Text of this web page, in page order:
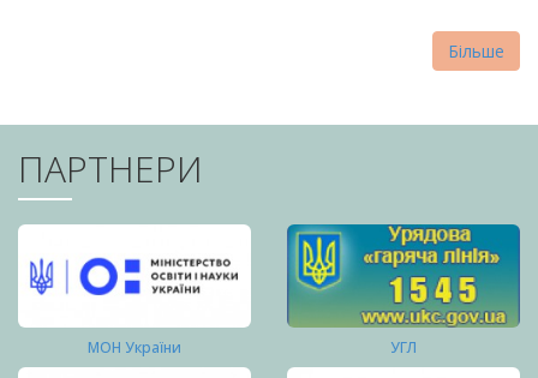
Більше
ПАРТНЕРИ
МОН України УГЛ